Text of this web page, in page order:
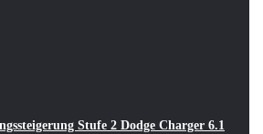
Stufe 2 Dodge Charger 6.1